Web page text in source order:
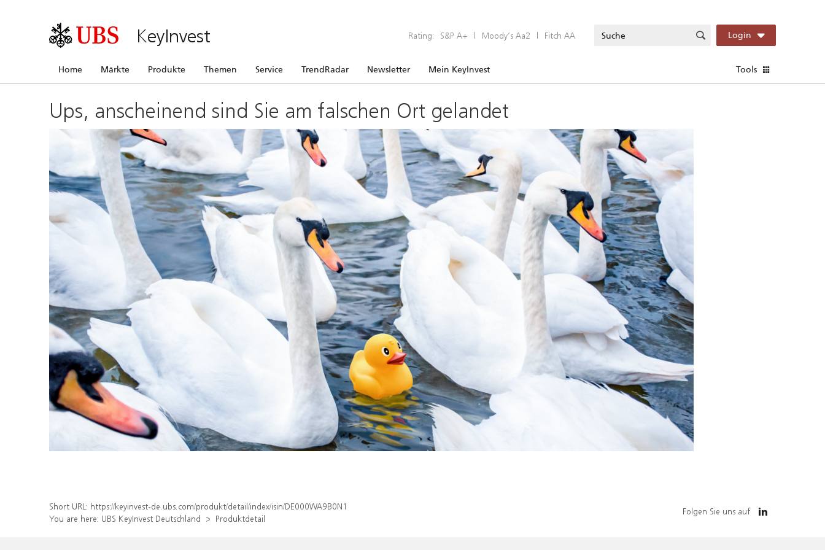
KeyInvest Rating: S&P A+ | Moody’s Aa2 | Fitch AA Login
Home Märkte Produkte Themen Service TrendRadar Newsletter Mein KeyInvest Tools
Ups, anscheinend sind Sie am falschen Ort gelandet
Short URL: https://keyinvest-de.ubs.com/produkt/detail/index/isin/DE000WA9B0N1
You are here: UBS KeyInvest Deutschland Produktdetail
Folgen Sie uns auf